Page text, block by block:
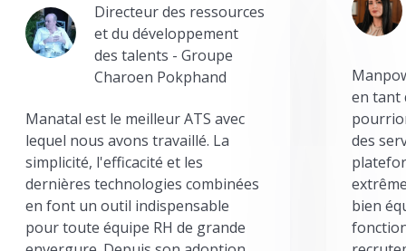
Directeur des ressources
et du développement
des talents - Groupe
Charoen Pokphand
Manatal est le meilleur ATS avec
lequel nous avons travaillé. La
simplicité, l'efficacité et les
dernières technologies combinées
en font un outil indispensable
pour toute équipe RH de grande
en tant
des
bien